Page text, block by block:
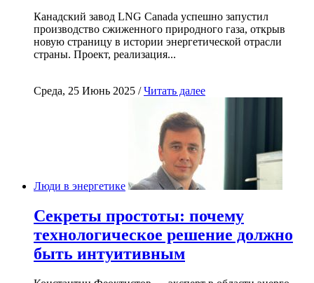
Канадский завод LNG Canada успешно запустил
производство сжиженного природного газа, открыв
новую страницу в истории энергетической отрасли
страны. Проект, реализация...
Среда, 25 Июнь 2025 /Читать далее
Люди в энергетике
Секреты простоты: почему
технологическое решение должно
быть интуитивным